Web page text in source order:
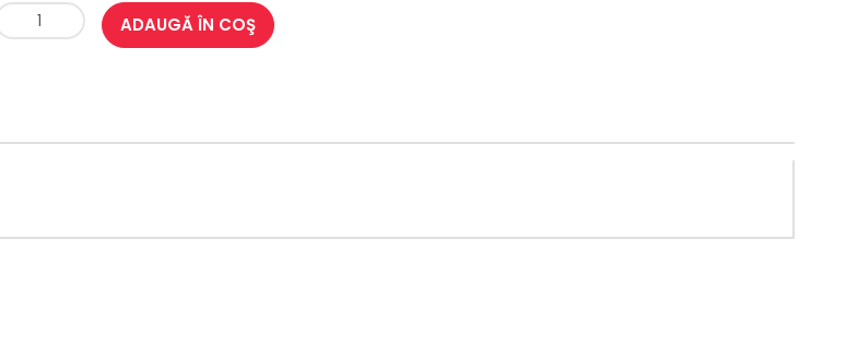
ADAUGĂ ÎN COŞ